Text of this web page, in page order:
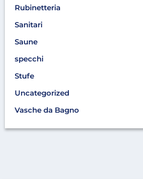
Rubinetteria
Sanitari
Saune
specchi
Stufe
Uncategorized
Vasche da Bagno